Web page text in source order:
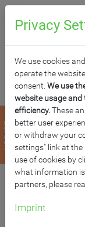
zurück
Privacy
We use cookies
operate the
consent. We use
website usage
efficiency.These
better user
or withdraw your
settings" link at
use of cookies by
what information
partners, please
Imprint